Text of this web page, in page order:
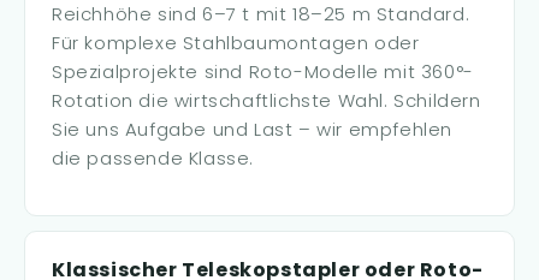
Reichhöhe sind 6–7 t mit 18–25 m Standard.
Für komplexe Stahlbaumontagen oder
Spezialprojekte sind Roto-Modelle mit 360°-
Rotation die wirtschaftlichste Wahl. Schildern
Sie uns Aufgabe und Last – wir empfehlen
die passende Klasse.
Klassischer Teleskopstapler oder Roto-